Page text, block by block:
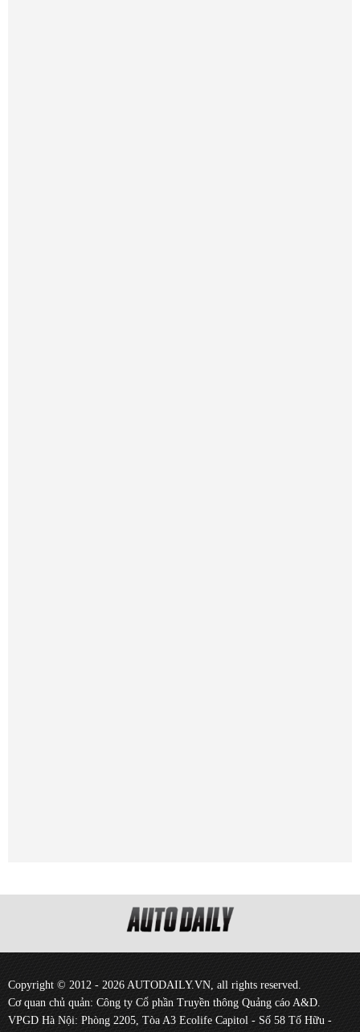
Copyright © 2012 - 2026 AUTODAILY.VN, all rights reserved.
Cơ quan chủ quản: Công ty Cổ phần Truyền thông Quảng cáo A&D.
VPGD Hà Nội: Phòng 2205, Tòa A3 Ecolife Capitol - Số 58 Tố Hữu -